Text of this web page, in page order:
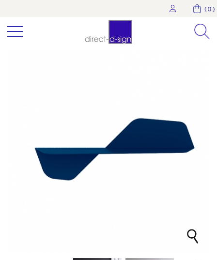
( 0 )